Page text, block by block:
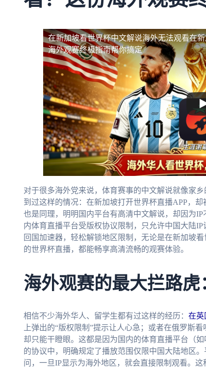
在新加坡看世界杯中文解说海外无法观看在
海外观赛终极指南帮你搞定
对于很多海外党来说，体育赛事的中文解说就像家
到过这样的情况：在新加坡打开世界杯直播APP，
也是同理，明明国内平台有高清中文解说，却因为
内体育直播平台受版权协议限制，只允许中国大陆
回国加速器，轻松解锁地区限制，无论是在新加坡
的世界杯直播，都能畅享高清流畅的观赛体验。
海外观赛的最大拦路虎
相信不少海外华人、留学生都有过这样的经历： 在英
上弹出的“版权限制”提示让人心急；或者在俄罗斯
却只能干瞪眼。这都是因为国内的体育直播平台（
的协议中，明确规定了播放范围仅限中国大陆地区
问，一旦IP显示为海外地区，就会直接限制观看。